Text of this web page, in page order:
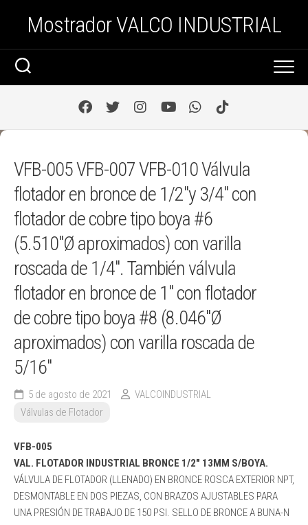
Mostrador VALCO INDUSTRIAL
VFB-005 VFB-007 VFB-010 Válvula
flotador en bronce de 1/2″y 3/4″ con
flotador de cobre tipo boya #6
(5.510″Ø aproximados) con varilla
roscada de 1/4″. También válvula
flotador en bronce de 1″ con flotador
de cobre tipo boya #8 (8.046″Ø
aproximados) con varilla roscada de
5/16″
5 de agosto de 2021
VALCOINDUSTRIAL
Válvulas de Flotador
VFB-005
VAL. FLOTADOR INDUSTRIAL BRONCE 1/2″ 13MM S/BOYA.
VÁLVULA DE FLOTADOR (LLENADO) EN BRONCE ROSCA EXTERIOR NPT,
DESMONTABLE EN DOS PIEZAS, CON BRAZOS AJUSTABLES PARA
UNA PRESIÓN DE TRABAJO DE 150 PSI. SELLO DE BRONCE A BUNA-N